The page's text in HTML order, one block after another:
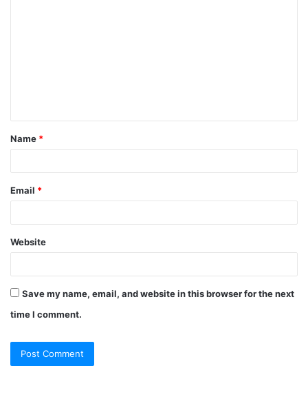
t
*
Name *
Email *
Website
Save my name, email, and website in this browser for the next
time I comment.